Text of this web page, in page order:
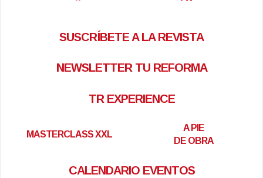
SUSCRÍBETE A LA REVISTA
NEWSLETTER TU REFORMA
TR EXPERIENCE
MASTERCLASS XXL
A PIE
DE OBRA
CALENDARIO EVENTOS